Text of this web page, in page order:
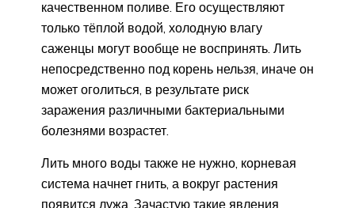
качественном поливе. Его осуществляют
только тёплой водой, холодную влагу
саженцы могут вообще не воспринять. Лить
непосредственно под корень нельзя, иначе он
может оголиться, в результате риск
заражения различными бактериальными
болезнями возрастет.
Лить много воды также не нужно, корневая
система начнет гнить, а вокруг растения
появится лужа. Зачастую такие явления